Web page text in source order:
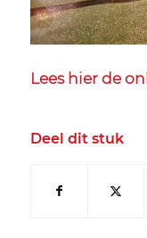
Lees hier de
Deel dit stuk